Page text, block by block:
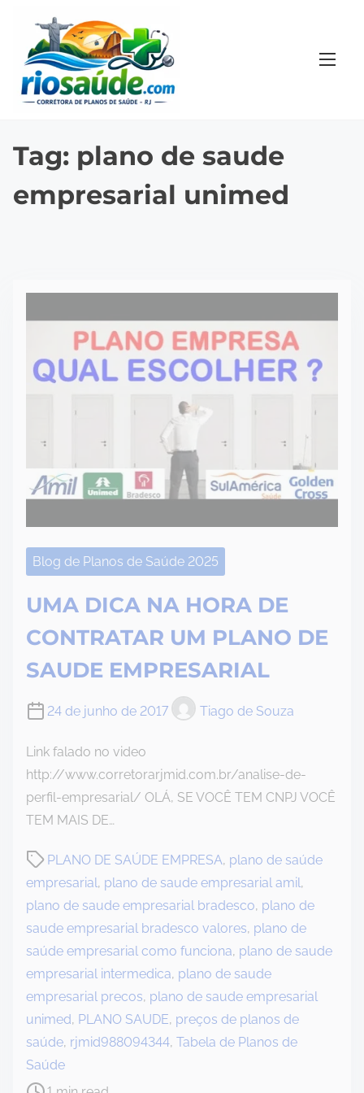
Tag: plano de saude
empresarial unimed
Blog de Planos de Saúde 2025
UMA DICA NA HORA DE
CONTRATAR UM PLANO DE
SAUDE EMPRESARIAL
24 de junho de 2017 Tiago de Souza
Link falado no video
http://www.corretorarjmid.com.br/analise-de-
perfil-empresarial/ OLÁ, SE VOCÊ TEM CNPJ VOCÊ
TEM MAIS DE…
PLANO DE SAÚDE EMPRESA, plano de saúde
empresarial, plano de saude empresarial amil,
plano de saude empresarial bradesco, plano de
saude empresarial bradesco valores, plano de
saúde empresarial como funciona, plano de saude
empresarial intermedica, plano de saude
empresarial precos, plano de saude empresarial
unimed, PLANO SAUDE, preços de planos de
saúde, rjmid988094344, Tabela de Planos de
Saúde
P
o
s
t
r
e
a
d
t
i
m